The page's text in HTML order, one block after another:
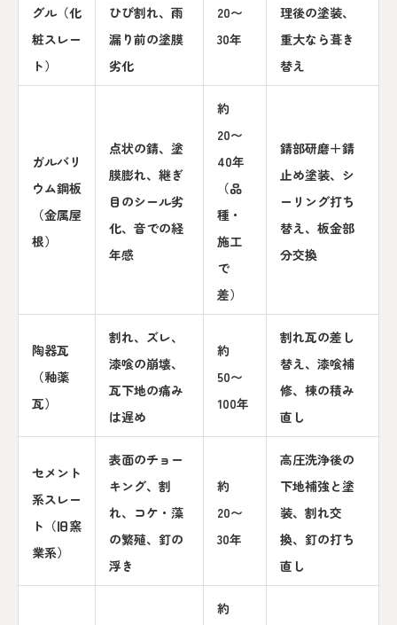
グル（化
粧スレー
ト）
ひび割れ、雨
漏り前の塗膜
劣化
20〜
30年
理後の塗装、
重大なら葺き
替え
ガルバリ
ウム鋼板
（金属屋
根）
点状の錆、塗
膜膨れ、継ぎ
目のシール劣
化、音での経
年感
約
20〜
40年
（品
種・
施工
で
差）
錆部研磨＋錆
止め塗装、シ
ーリング打ち
替え、板金部
分交換
陶器瓦
（釉薬
瓦）
割れ、ズレ、
漆喰の崩壊、
瓦下地の痛み
は遅め
約
50〜
100年
割れ瓦の差し
替え、漆喰補
修、棟の積み
直し
セメント
系スレー
ト（旧窯
業系）
表面のチョー
キング、割
れ、コケ・藻
の繁殖、釘の
浮き
約
20〜
30年
高圧洗浄後の
下地補強と塗
装、割れ交
換、釘の打ち
直し
約